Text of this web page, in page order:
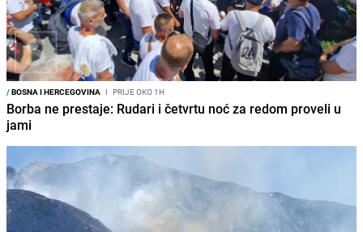
/BOSNA I HERCEGOVINA I PRIJE OKO 1H
Borba ne prestaje: Rudari i četvrtu noć za redom proveli u
jami